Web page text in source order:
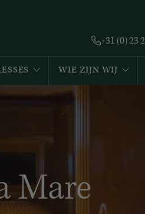
+31 (0) 23
WIE ZIJN WIJ
Mare